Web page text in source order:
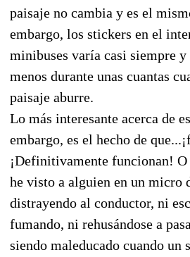
paisaje no cambia y es el
embargo, los stickers en el
minibuses varía casi siempre y
menos durante unas cuantas
paisaje aburre.
Lo más interesante acerca de
embargo, es el hecho de
¡Definitivamente funcionan! O
he visto a alguien en un micro
distrayendo al conductor, ni
fumando, ni rehusándose a
siendo maleducado cuando un